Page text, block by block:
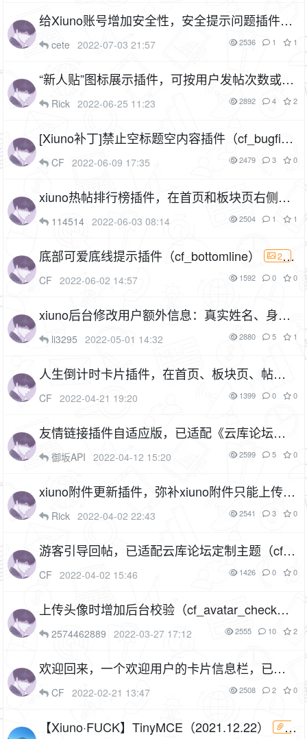
给Xiuno账号增加安全性，安全提示问题插件，
密保问题插件（cf_safety_questions）
15P
cete 2022-07-03 21:57 2536 1 1
“新人贴”图标展示插件，可按用户发帖次数或发
帖时间段进行展示（cf_newcomer_post）
3P
Rick 2022-06-25 11:23 2892 4 2
[Xiuno补丁]禁止空标题空内容插件（cf_bugfix_
emptycontent）
CF 2022-06-09 17:35 2479 3 0
xiuno热帖排行榜插件，在首页和板块页右侧展
示帖子排行榜（cf_ranking_list）
2P 1F
114514 2022-06-03 08:14 2504 1 1
底部可爱底线提示插件（cf_bottomline）
2P
1F
CF 2022-06-02 14:57 1592 0 0
xiuno后台修改用户额外信息：真实姓名、身份
证号、手机号、QQ号、积分、金币、人民币
li3295 2022-05-01 14:32 2880 5 1
人生倒计时卡片插件，在首页、板块页、帖子
详情页右侧展示人生倒计时，适用于任何主题
CF 2022-04-21 19:20 1399 0 0
友情链接插件自适应版，已适配《云库论坛》
定制主题（cf_friendlink）
1F
御坂API 2022-04-12 15:20 2599 5 0
xiuno附件更新插件，弥补xiuno附件只能上传无
法更新的遗憾！（cf_attach_update）
2P
Rick 2022-04-02 22:43 2541 3 0
游客引导回帖，已适配云库论坛定制主题（cf_g
uide_reply）
CF 2022-04-02 15:46 1426 0 0
上传头像时增加后台校验（cf_avatar_check）
2574462889 2022-03-27 17:12 2555 10 2
欢迎回来，一个欢迎用户的卡片信息栏，已适
配《云库论坛》定制主题（cf_welcomeback）
CF 2022-02-21 13:47 2508 2 0
【Xiuno·FUCK】TinyMCE（2021.12.22）